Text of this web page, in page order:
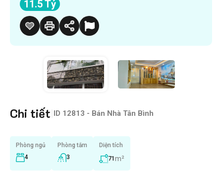
11.5 Tỷ
Chi tiết ID 12813 - Bán Nhà Tân Bình
Phòng ngủ
4
Phòng tắm
3
Diện tích
71m²